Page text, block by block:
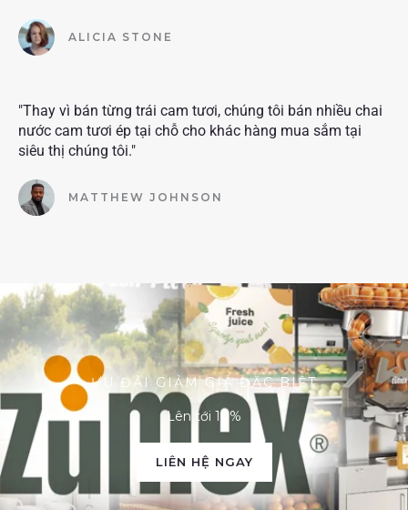
ALICIA STONE
"Thay vì bán từng trái cam tươi, chúng tôi bán nhiều chai
nước cam tươi ép tại chỗ cho khác hàng mua sắm tại
siêu thị chúng tôi."
MATTHEW JOHNSON
ƯU ĐÃI GIẢM GIÁ ĐẶC BIỆT
Lên tới 10%
LIÊN HỆ NGAY